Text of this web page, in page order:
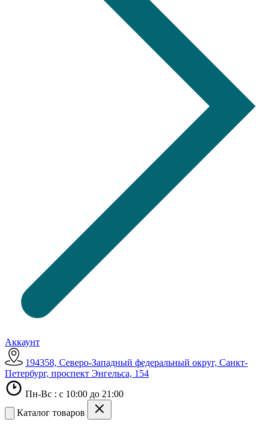
Аккаунт
194358, Северо-Западный федеральный округ, Санкт-
Петербург, проспект Энгельса, 154
Пн-Вс : с 10:00 до 21:00
Каталог товаров